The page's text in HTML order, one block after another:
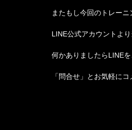
またもし今回のトレー
LINE公式アカウントよ
何かありましたらLINEを
「問合せ」とお気軽に